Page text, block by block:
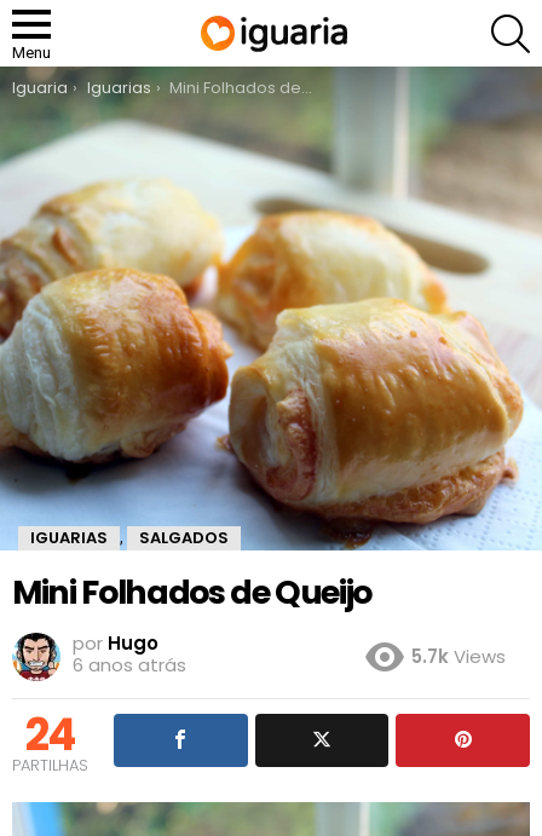
Menu
You are here:
Iguaria Iguarias Mini Folhados de Queijo
IGUARIAS , SALGADOS
Mini Folhados de Queijo
por Hugo
6 anos atrás
5.7kViews
24
PARTILHAS